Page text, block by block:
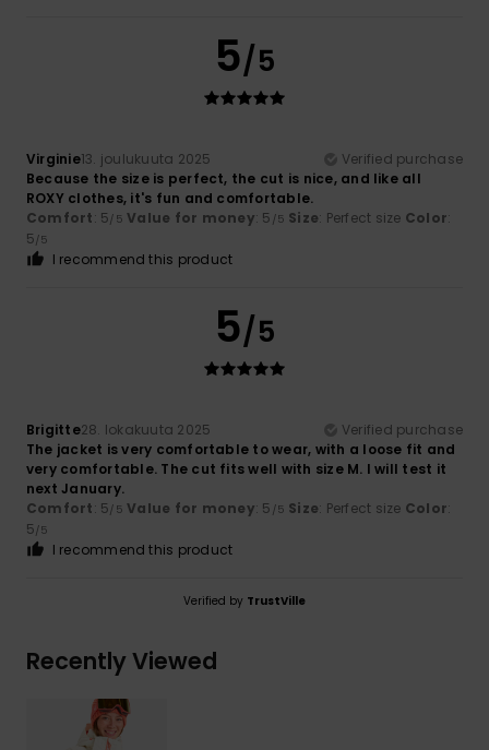
5/5
Virginie13. joulukuuta 2025
Verified purchase
Because the size is perfect, the cut is nice, and like all
ROXY clothes, it's fun and comfortable.
Comfort: 5/5 Value for money: 5 /5 Size: Perfect size Color:
5/5
I recommend this product
5/5
Brigitte28. lokakuuta 2025
Verified purchase
The jacket is very comfortable to wear, with a loose fit and
very comfortable. The cut fits well with size M. I will test it
next January.
Comfort: 5/5 Value for money: 5 /5 Size: Perfect size Color:
5/5
I recommend this product
Verified by TrustVille
Recently Viewed